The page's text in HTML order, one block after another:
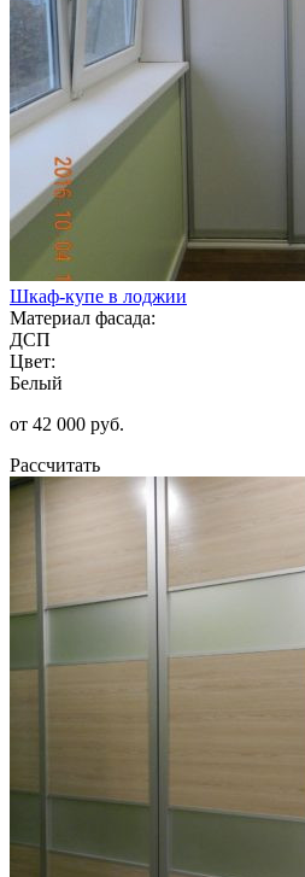
Шкаф-купе в лоджии
Материал фасада:
ДСП
Цвет:
Белый
от 42 000 руб.
Рассчитать